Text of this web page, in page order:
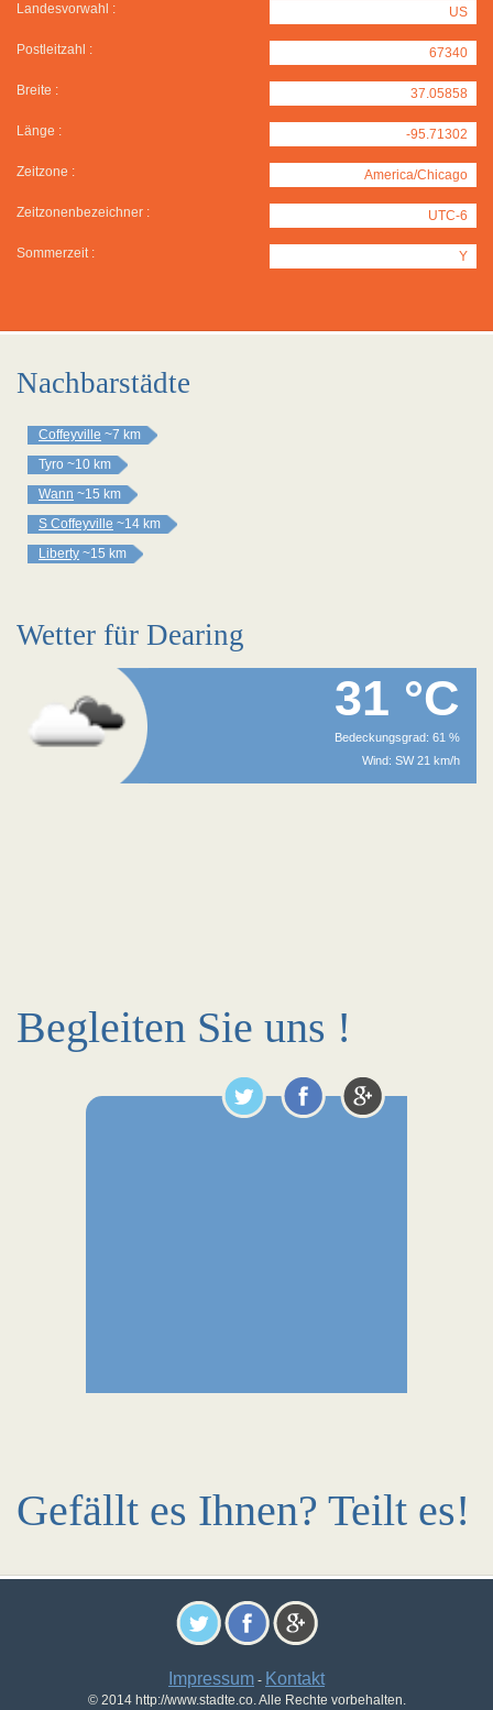
Landesvorwahl : US
Postleitzahl : 67340
Breite : 37.05858
Länge : -95.71302
Zeitzone : America/Chicago
Zeitzonenbezeichner : UTC-6
Sommerzeit : Y
Nachbarstädte
Coffeyville ~7 km
Tyro ~10 km
Wann ~15 km
S Coffeyville ~14 km
Liberty ~15 km
Wetter für Dearing
31 °C
Bedeckungsgrad: 61 %
Wind: SW 21 km/h
Begleiten Sie uns !
Gefällt es Ihnen? Teilt es!
Impressum - Kontakt
© 2014 http://www.stadte.co. Alle Rechte vorbehalten.